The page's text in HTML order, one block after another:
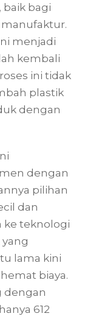
bagi
menjadi
kembali
ini tidak
plastik
dengan
dengan
pilihan
dan
ke teknologi
lama kini
biaya.
dengan
612